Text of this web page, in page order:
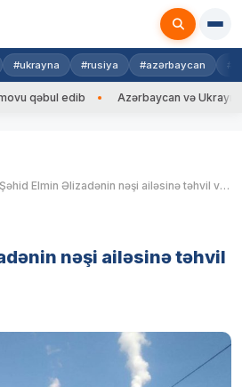
#ukrayna #rusiya #azərbaycan
edib Azərbaycan və Ukrayna XİN
Şəhid Elmin Əlizadənin nəşi ailəsinə təhvil verilib
nəşi ailəsinə təhvil